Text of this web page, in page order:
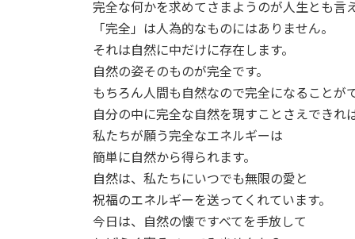
:
完全な何かを求めてさまようのが人生とも言え
「完全」は人為的なものにはありません。
それは自然に中だけに存在します。
自然の姿そのものが完全です。
もちろん人間も自然なので完全になることがで
自分の中に完全な自然を現すことさえできれば
私たちが願う完全なエネルギーは
簡単に自然から得られます。
自然は、私たちにいつでも無限の愛と
祝福のエネルギーを送ってくれています。
今日は、自然の懐ですべてを手放して